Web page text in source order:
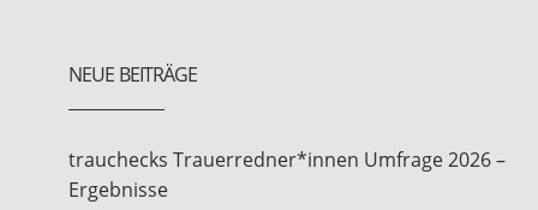
NEUE BEITRÄGE
trauchecks Trauerredner*innen Umfrage 2026 –
Ergebnisse